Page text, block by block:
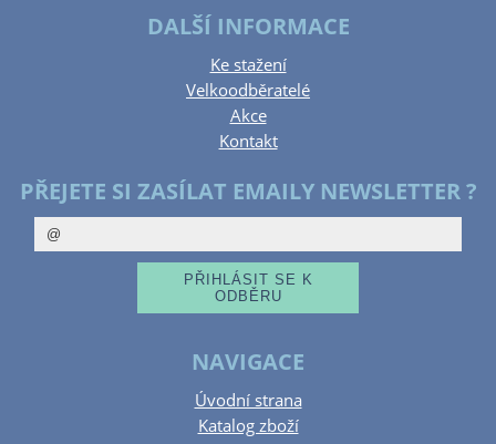
DALŠÍ INFORMACE
Ke stažení
Velkoodběratelé
Akce
Kontakt
PŘEJETE SI ZASÍLAT EMAILY NEWSLETTER ?
NAVIGACE
Úvodní strana
Katalog zboží